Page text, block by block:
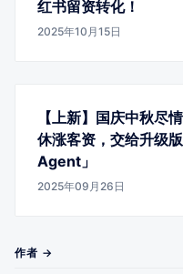
红书留资转化！
2025年10月15日
【上新】国庆中秋尽
休涨客资，交给升级
Agent」
2025年09月26日
作者 →